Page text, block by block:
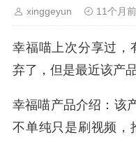
xinggeyun 11个月前
幸福喵上次分享过，
弃了，但是最近该产
幸福喵产品介绍：该
不单纯只是刷视频，